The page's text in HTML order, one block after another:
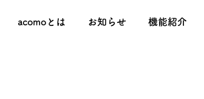
acomoとは お知らせ 機能紹介